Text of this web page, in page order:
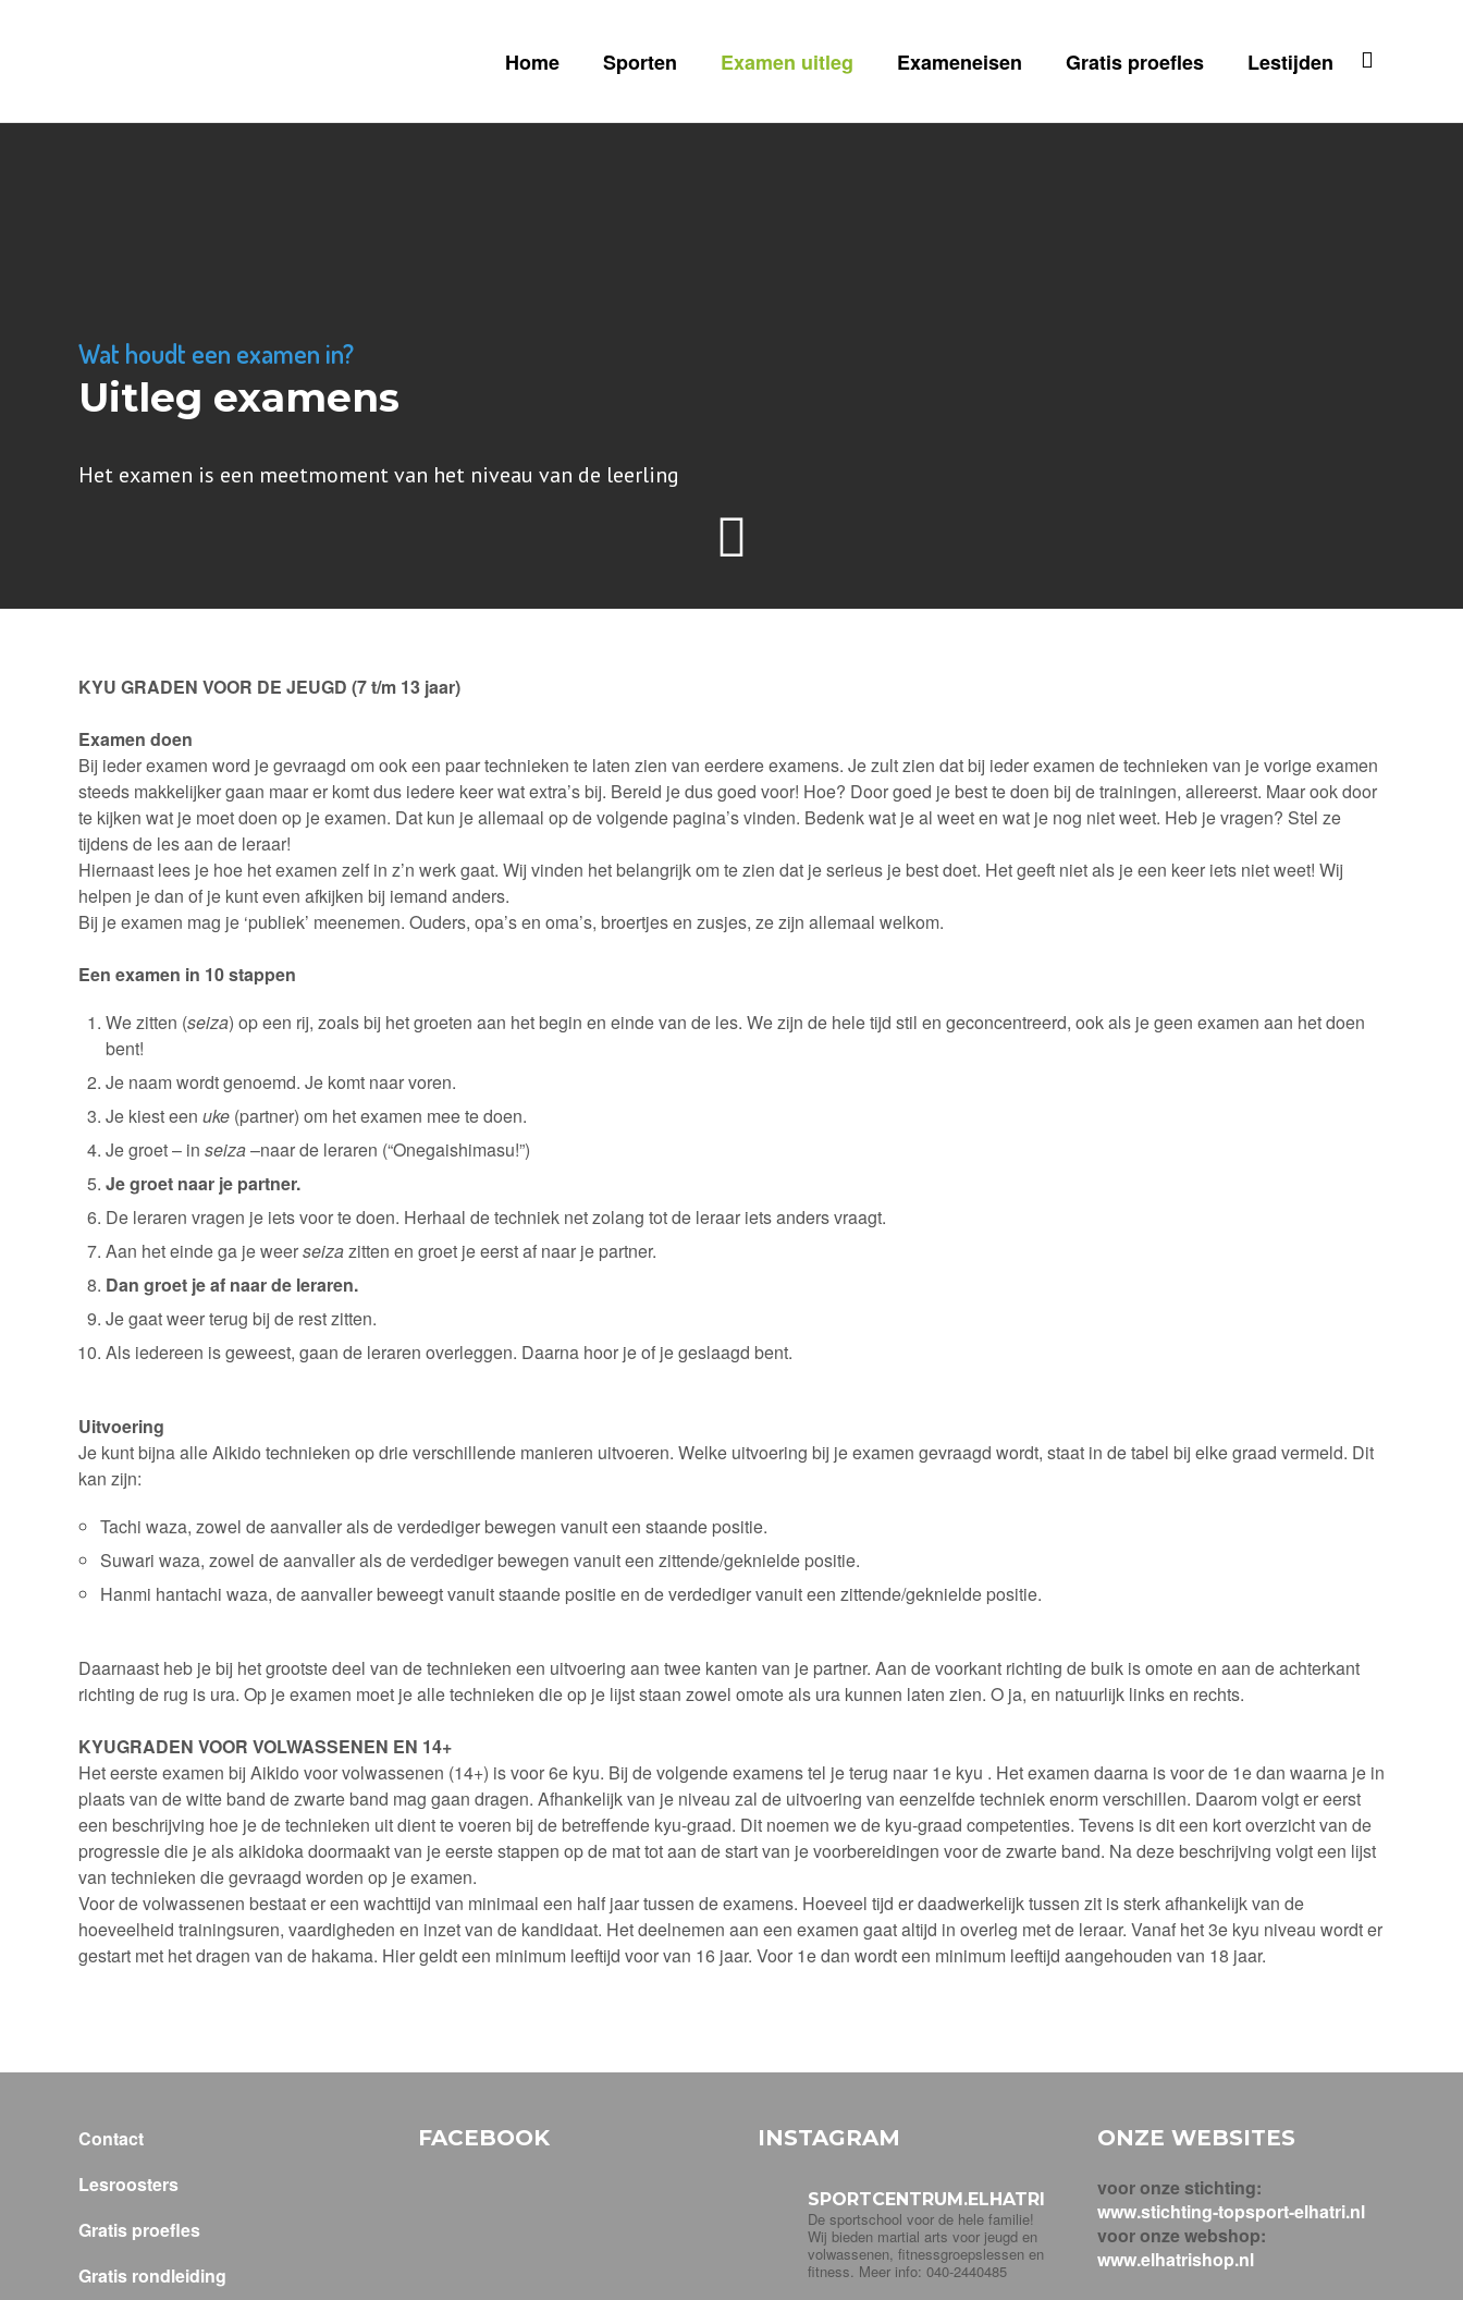
Home Sporten Examen uitleg Exameneisen Gratis proefles Lestijden
Wat houdt een examen in?
Uitleg examens
Het examen is een meetmoment van het niveau van de leerling
KYU GRADEN VOOR DE JEUGD (7 t/m 13 jaar)
Examen doen
Bij ieder examen word je gevraagd om ook een paar technieken te laten zien van eerdere examens. Je zult zien dat bij ieder examen de technieken van je vorige examen
steeds makkelijker gaan maar er komt dus iedere keer wat extra’s bij. Bereid je dus goed voor! Hoe? Door goed je best te doen bij de trainingen, allereerst. Maar ook door
te kijken wat je moet doen op je examen. Dat kun je allemaal op de volgende pagina’s vinden. Bedenk wat je al weet en wat je nog niet weet. Heb je vragen? Stel ze
tijdens de les aan de leraar!
Hiernaast lees je hoe het examen zelf in z’n werk gaat. Wij vinden het belangrijk om te zien dat je serieus je best doet. Het geeft niet als je een keer iets niet weet! Wij
helpen je dan of je kunt even afkijken bij iemand anders.
Bij je examen mag je ‘publiek’ meenemen. Ouders, opa’s en oma’s, broertjes en zusjes, ze zijn allemaal welkom.
Een examen in 10 stappen
We zitten (seiza) op een rij, zoals bij het groeten aan het begin en einde van de les. We zijn de hele tijd stil en geconcentreerd, ook als je geen examen aan het doen
bent!
Je naam wordt genoemd. Je komt naar voren.
Je kiest een uke (partner) om het examen mee te doen.
Je groet – in seiza–naar de leraren (“Onegaishimasu!”)
Je groet naar je partner.
De leraren vragen je iets voor te doen. Herhaal de techniek net zolang tot de leraar iets anders vraagt.
Aan het einde ga je weerseizazitten en groet je eerst af naar je partner.
Dan groet je af naar de leraren.
Je gaat weer terug bij de rest zitten.
Als iedereen is geweest, gaan de leraren overleggen. Daarna hoor je of je geslaagd bent.
Uitvoering
Je kunt bijna alle Aikido technieken op drie verschillende manieren uitvoeren. Welke uitvoering bij je examen gevraagd wordt, staat in de tabel bij elke graad vermeld. Dit
kan zijn:
Tachi waza, zowel de aanvaller als de verdediger bewegen vanuit een staande positie.
Suwari waza, zowel de aanvaller als de verdediger bewegen vanuit een zittende/geknielde positie.
Hanmi hantachi waza, de aanvaller beweegt vanuit staande positie en de verdediger vanuit een zittende/geknielde positie.
Daarnaast heb je bij het grootste deel van de technieken een uitvoering aan twee kanten van je partner. Aan de voorkant richting de buik is omote en aan de achterkant
richting de rug is ura. Op je examen moet je alle technieken die op je lijst staan zowel omote als ura kunnen laten zien. O ja, en natuurlijk links en rechts.
KYUGRADEN VOOR VOLWASSENEN EN 14+
Het eerste examen bij Aikido voor volwassenen (14+) is voor 6e kyu. Bij de volgende examens tel je terug naar 1e kyu . Het examen daarna is voor de 1e dan waarna je in
plaats van de witte band de zwarte band mag gaan dragen. Afhankelijk van je niveau zal de uitvoering van eenzelfde techniek enorm verschillen. Daarom volgt er eerst
een beschrijving hoe je de technieken uit dient te voeren bij de betreffende kyu-graad. Dit noemen we de kyu-graad competenties. Tevens is dit een kort overzicht van de
progressie die je als aikidoka doormaakt van je eerste stappen op de mat tot aan de start van je voorbereidingen voor de zwarte band. Na deze beschrijving volgt een lijst
van technieken die gevraagd worden op je examen.
Voor de volwassenen bestaat er een wachttijd van minimaal een half jaar tussen de examens. Hoeveel tijd er daadwerkelijk tussen zit is sterk afhankelijk van de
hoeveelheid trainingsuren, vaardigheden en inzet van de kandidaat. Het deelnemen aan een examen gaat altijd in overleg met de leraar. Vanaf het 3e kyu niveau wordt er
gestart met het dragen van de hakama. Hier geldt een minimum leeftijd voor van 16 jaar. Voor 1e dan wordt een minimum leeftijd aangehouden van 18 jaar.
Contact
Lesroosters
Gratis proefles
Gratis rondleiding
FACEBOOK INSTAGRAM
SPORTCENTRUM.ELHATRI
De sportschool voor de hele familie!
Wij bieden martial arts voor jeugd en
volwassenen, fitnessgroepslessen en
fitness. Meer info: 040-2440485
ONZE WEBSITES
voor onze stichting:
www.stichting-topsport-elhatri.nl
voor onze webshop:
www.elhatrishop.nl